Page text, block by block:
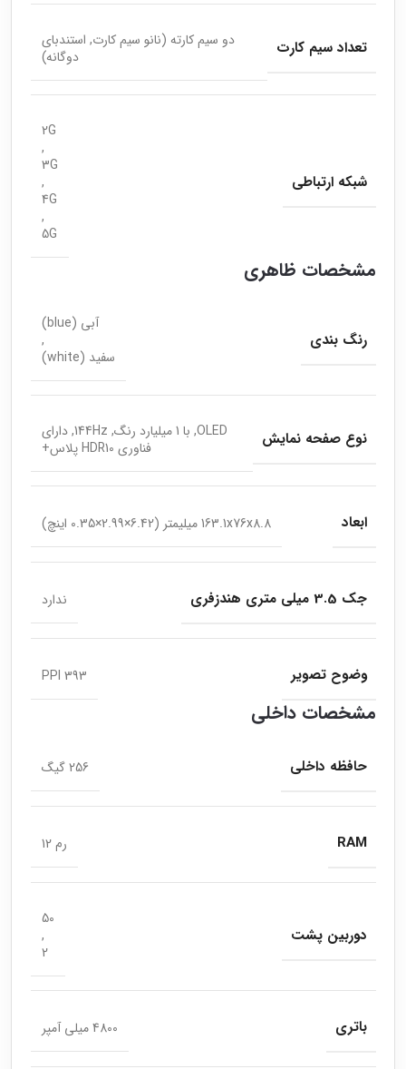
تعداد سیم کارت
دو سیم کارته (نانو سیم کارت, استندبای
دوگانه)
شبکه ارتباطی
2G
,
3G
,
4G
,
5G
مشخصات ظاهری
رنگ بندی
آبی (blue)
,
سفید (white)
نوع صفحه نمایش
OLED, با 1 میلیارد رنگ, 144Hz, دارای
فناوری HDR10 پلاس+
ابعاد 163.1x76x8.8 میلیمتر (6.42×2.99×0.35 اینچ)
جک 3.5 میلی متری هندزفری ندارد
وضوح تصویر 393 PPI
مشخصات داخلی
حافظه داخلی 256 گیگ
RAM رم 12
دوربین پشت
50
,
2
باتری 4800 میلی آمپر